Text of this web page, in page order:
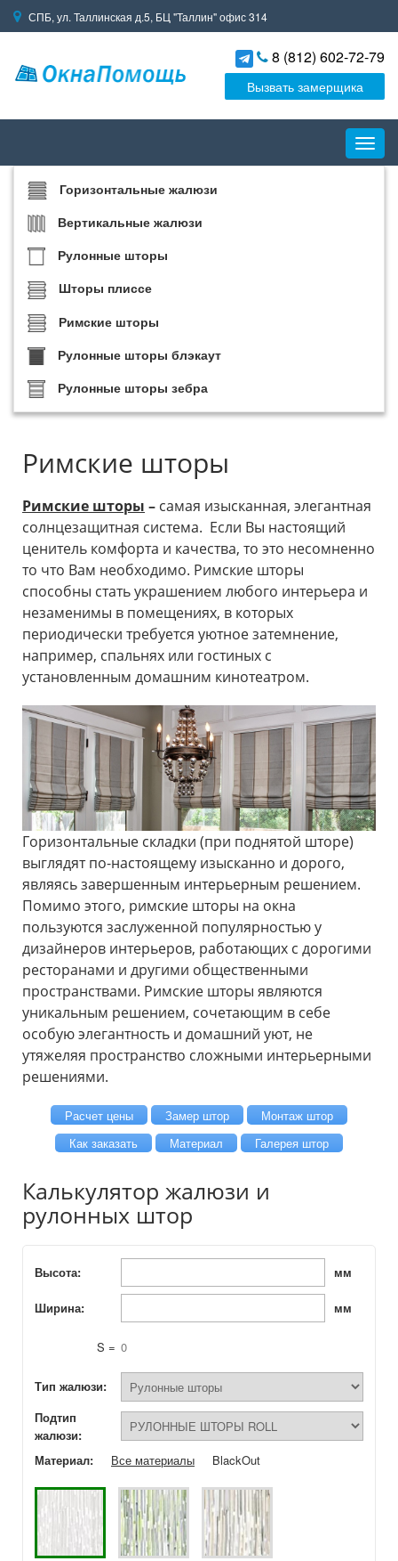
СПБ, ул. Таллинская д.5, БЦ "Таллин" офис 314
8 (812) 602-72-79
Вызвать замерщика
Горизонтальные жалюзи
Вертикальные жалюзи
Рулонные шторы
Шторы плиссе
Римские шторы
Рулонные шторы блэкаут
Рулонные шторы зебра
Римские шторы
Римские шторы – самая изысканная, элегантная
солнцезащитная система. Если Вы настоящий
ценитель комфорта и качества, то это несомненно
то что Вам необходимо. Римские шторы
способны стать украшением любого интерьера и
незаменимы в помещениях, в которых
периодически требуется уютное затемнение,
например, спальнях или гостиных с
установленным домашним кинотеатром.
Горизонтальные складки (при поднятой шторе)
выглядят по-настоящему изысканно и дорого,
являясь завершенным интерьерным решением.
Помимо этого, римские шторы на окна
пользуются заслуженной популярностью у
дизайнеров интерьеров, работающих с дорогими
ресторанами и другими общественными
пространствами. Римские шторы являются
уникальным решением, сочетающим в себе
особую элегантность и домашний уют, не
утяжеляя пространство сложными интерьерными
решениями.
Расчет цены Замер штор
Монтаж штор
Как заказать
Материал Галерея штор
Калькулятор жалюзи и
рулонных штор
Высота: мм
Ширина: мм
S = 0
Тип жалюзи:
Подтип
жалюзи:
Материал:
Все материалы BlackOut